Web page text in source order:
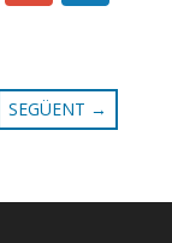
SEGÜENT →